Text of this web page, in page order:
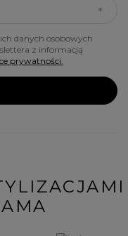
danych osobowych
z informacją
prywatności.